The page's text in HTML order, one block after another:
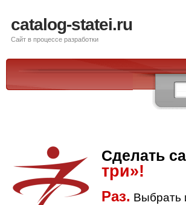
catalog-statei.ru
Сайт в процессе разработки
Сделать
три»!
Раз. Выбрать